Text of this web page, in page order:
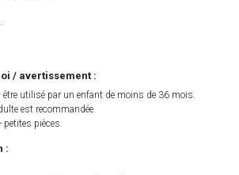
/ avertissement :
utilisé par un enfant de moins de 36 mois.
est recommandée.
pièces.
: